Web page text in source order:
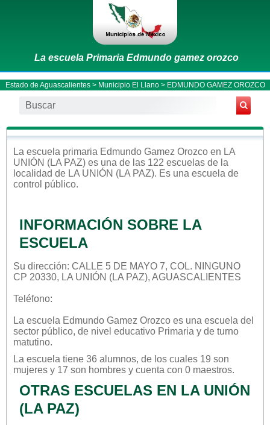
La escuela Primaria Edmundo gamez orozco
Estado de Aguascalientes> Municipio El Llano> EDMUNDO GAMEZ OROZCO
La escuela primaria Edmundo Gamez Orozco en LA
UNIÓN (LA PAZ) es una de las 122 escuelas de la
localidad de LA UNIÓN (LA PAZ). Es una escuela de
control público.
INFORMACIÓN SOBRE LA
ESCUELA
Su dirección: CALLE 5 DE MAYO 7, COL. NINGUNO
CP 20330, LA UNIÓN (LA PAZ), AGUASCALIENTES
Teléfono:
La escuela Edmundo Gamez Orozco es una escuela del
sector público, de nivel educativo Primaria y de turno
matutino.
La escuela tiene 36 alumnos, de los cuales 19 son
mujeres y 17 son hombres y cuenta con 0 maestros.
OTRAS ESCUELAS EN LA UNIÓN
(LA PAZ)